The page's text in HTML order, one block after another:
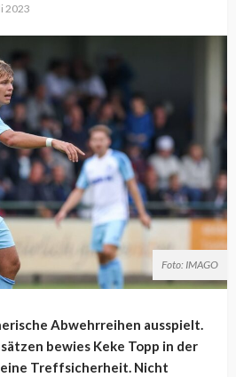
2023
Foto: IMAGO
Abwehrreihen ausspielt.
bewies Keke Topp in der
Treffsicherheit. Nicht